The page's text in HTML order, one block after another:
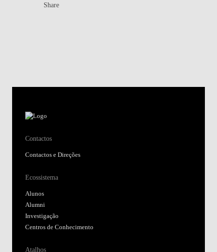
Share
Contactos
Contactos e Direções
Ecossistema
Alunos
Alumni
Investigação
Centros de Conhecimento
Atalhos